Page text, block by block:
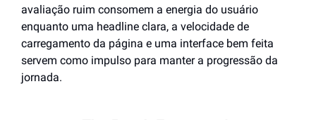
avaliação ruim consomem a energia do usuário
enquanto uma headline clara, a velocidade de
carregamento da página e uma interface bem feita
servem como impulso para manter a progressão da
jornada.